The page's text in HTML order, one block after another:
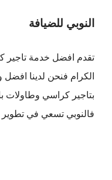
النوبي للضيافة
تقدم افضل خدمة تاجير
الكرام فنحن لدينا
بتاجير كراسي وطاولات
فالنوبي تسعي في